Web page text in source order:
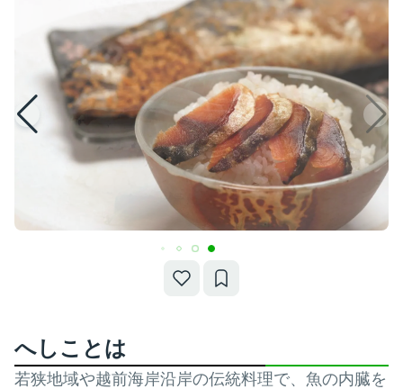
へしことは
若狭地域や越前海岸沿岸の伝統料理で、魚の内臓を